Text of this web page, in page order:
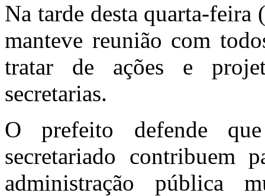
Na tarde desta quarta-
manteve reunião com
tratar de ações e
secretarias.
O prefeito defende
secretariado contribuem
administração pública